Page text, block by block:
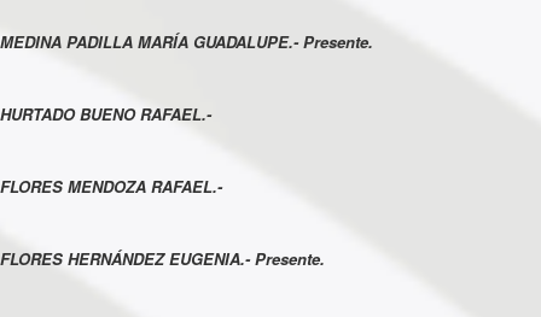
MEDINA PADILLA MARÍA GUADALUPE.- Presente.
HURTADO BUENO RAFAEL.-
FLORES MENDOZA RAFAEL.-
FLORES HERNÁNDEZ EUGENIA.- Presente.